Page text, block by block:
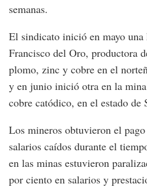
semanas.
El sindicato inició en mayo una
Francisco del Oro, productora
plomo, zinc y cobre en el
y en junio inició otra en la
cobre catódico, en el estado de
Los mineros obtuvieron el
salarios caídos durante el
en las minas estuvieron
por ciento en salarios y